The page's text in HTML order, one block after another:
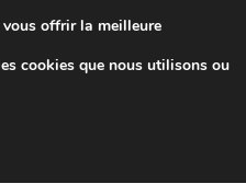
partir de 7 EUR
de 9 h à 16 h
offrir la meilleure
cookies que nous utilisons ou